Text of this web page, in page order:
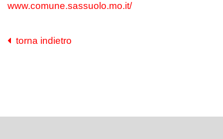
www.comune.sassuolo.mo.it/
torna indietro